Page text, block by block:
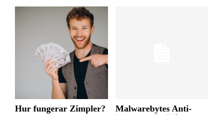
Hur fungerar Zimpler?
Malwarebytes Anti-